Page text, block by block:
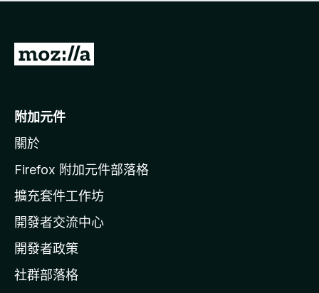
有
前
o
i
l
a
官
網
附加元件
關於
Firefox 附加元件部落格
擴充套件工作坊
開發者交流中心
開發者政策
社群部落格